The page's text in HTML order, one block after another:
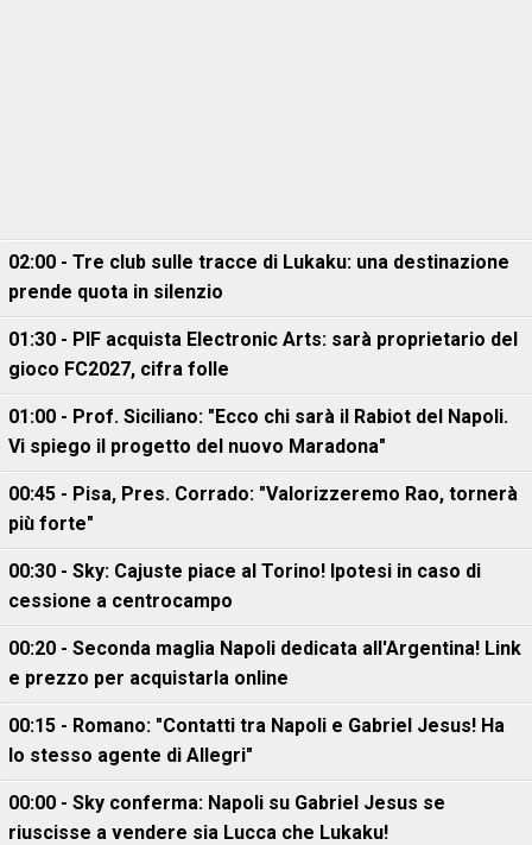
02:00 - Tre club sulle tracce di Lukaku: una destinazione
prende quota in silenzio
01:30 - PIF acquista Electronic Arts: sarà proprietario del
gioco FC2027, cifra folle
01:00 - Prof. Siciliano: "Ecco chi sarà il Rabiot del Napoli.
Vi spiego il progetto del nuovo Maradona"
00:45 - Pisa, Pres. Corrado: "Valorizzeremo Rao, tornerà
più forte"
00:30 - Sky: Cajuste piace al Torino! Ipotesi in caso di
cessione a centrocampo
00:20 - Seconda maglia Napoli dedicata all'Argentina! Link
e prezzo per acquistarla online
00:15 - Romano: "Contatti tra Napoli e Gabriel Jesus! Ha
lo stesso agente di Allegri"
00:00 - Sky conferma: Napoli su Gabriel Jesus se
riuscisse a vendere sia Lucca che Lukaku!